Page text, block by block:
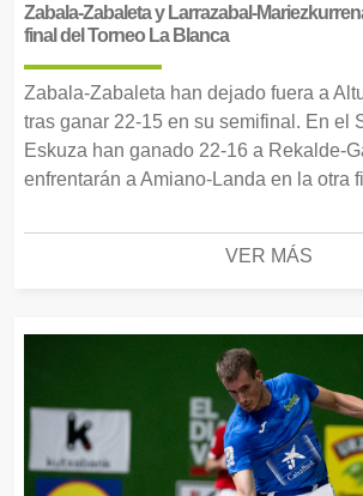
Zabala-Zabaleta y Larrazabal-
final del Torneo La Blanca
Zabala-Zabaleta han dejado fuera a
tras ganar 22-15 en su semifinal. En el
Eskuza han ganado 22-16 a Rekalde-
enfrentarán a Amiano-Landa en la otra
VER MÁS